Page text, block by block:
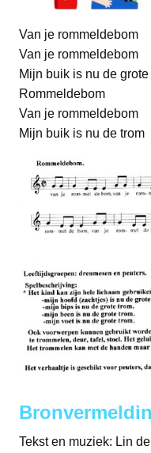
Van je rommeldebom
Van je rommeldebom
Mijn buik is nu de grote
Rommeldebom
Van je rommeldebom
Mijn buik is nu de trom
Tekst en muziek: Lin